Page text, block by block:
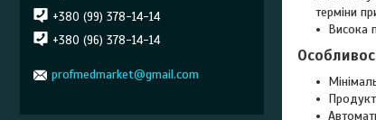
терміни
Висока
+380 (99) 378-14-14
+380 (96) 378-14-14
profmedmarket@gmail.com